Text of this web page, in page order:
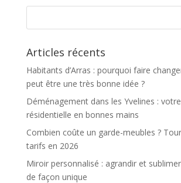
Articles récents
Habitants d’Arras : pourquoi faire
peut être une très bonne idée ?
Déménagement dans les Yvelines :
résidentielle en bonnes mains
Combien coûte un garde-meubles ?
tarifs en 2026
Miroir personnalisé : agrandir et
de façon unique